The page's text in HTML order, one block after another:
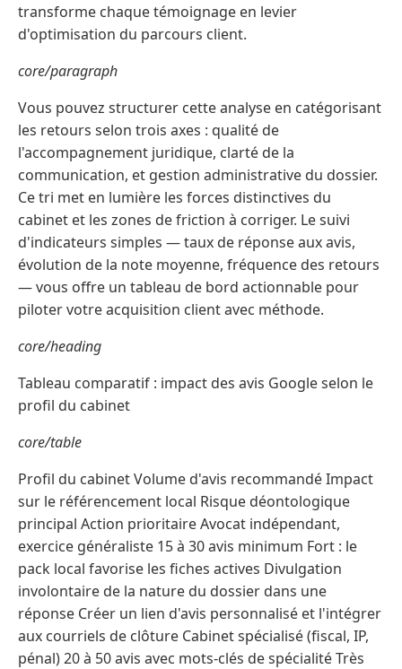
transforme chaque témoignage en levier
d'optimisation du parcours client.
core/paragraph
Vous pouvez structurer cette analyse en catégorisant
les retours selon trois axes : qualité de
l'accompagnement juridique, clarté de la
communication, et gestion administrative du dossier.
Ce tri met en lumière les forces distinctives du
cabinet et les zones de friction à corriger. Le suivi
d'indicateurs simples — taux de réponse aux avis,
évolution de la note moyenne, fréquence des retours
— vous offre un tableau de bord actionnable pour
piloter votre acquisition client avec méthode.
core/heading
Tableau comparatif : impact des avis Google selon le
profil du cabinet
core/table
Profil du cabinet Volume d'avis recommandé Impact
sur le référencement local Risque déontologique
principal Action prioritaire Avocat indépendant,
exercice généraliste 15 à 30 avis minimum Fort : le
pack local favorise les fiches actives Divulgation
involontaire de la nature du dossier dans une
réponse Créer un lien d'avis personnalisé et l'intégrer
aux courriels de clôture Cabinet spécialisé (fiscal, IP,
pénal) 20 à 50 avis avec mots-clés de spécialité Très